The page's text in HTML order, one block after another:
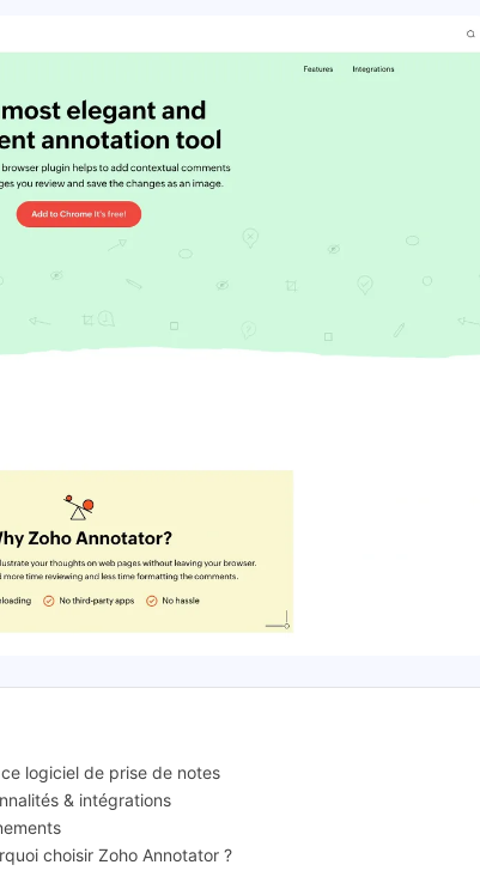
logiciel de prise de notes
& intégrations
choisir Zoho Annotator ?